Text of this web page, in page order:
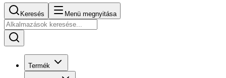
Keresés Menü megnyitása
Termék